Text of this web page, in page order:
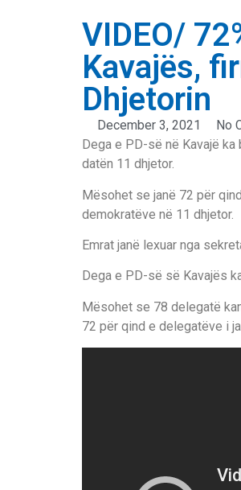
VIDEO/
Kavajës,
Dhjetorin
December 3, 2021 No
Dega e PD-së në Kavajë
datën 11 dhjetor.
Mësohet se janë 72 për
demokratëve në 11 dhjetor.
Emrat janë lexuar nga
Dega e PD-së së Kavajës
Mësohet se 78 delegatë
72 për qind e delegatëve i